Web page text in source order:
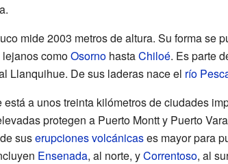
mide 2003 metros de altura. Su forma se
comoOsornohastaChiloé. Es parte
Llanquihue. De sus laderas nace el río
está a unos treinta kilómetros de ciudades
protegen a Puerto Montt y Puerto
suserupciones volcánicases mayor para
Ensenada, al norte, yCorrentoso, al